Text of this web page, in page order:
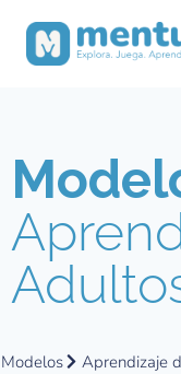
Modelos Aprendizaje